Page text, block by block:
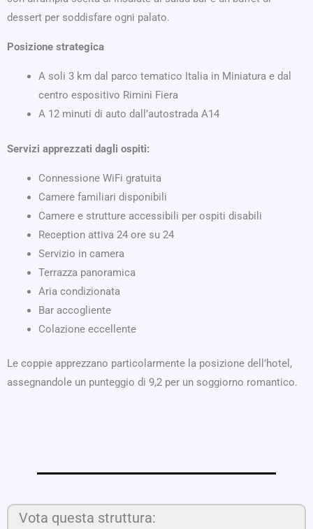
dessert per soddisfare ogni palato.
Posizione strategica
A soli 3 km dal parco tematico Italia in Miniatura e dal
centro espositivo Rimini Fiera
A 12 minuti di auto dall’autostrada A14
Servizi apprezzati dagli ospiti:
Connessione WiFi gratuita
Camere familiari disponibili
Camere e strutture accessibili per ospiti disabili
Reception attiva 24 ore su 24
Servizio in camera
Terrazza panoramica
Aria condizionata
Bar accogliente
Colazione eccellente
Le coppie apprezzano particolarmente la posizione dell’hotel,
assegnandole un punteggio di 9,2 per un soggiorno romantico.
Vota questa struttura: